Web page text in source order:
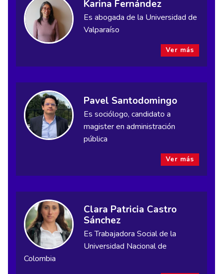
Karina Fernández
Es abogada de la Universidad de
Valparaíso
Ver más
Pavel Santodomingo
Es sociólogo, candidato a
magister en administración
pública
Ver más
Clara Patricia Castro
Sánchez
Es Trabajadora Social de la
Universidad Nacional de
Colombia